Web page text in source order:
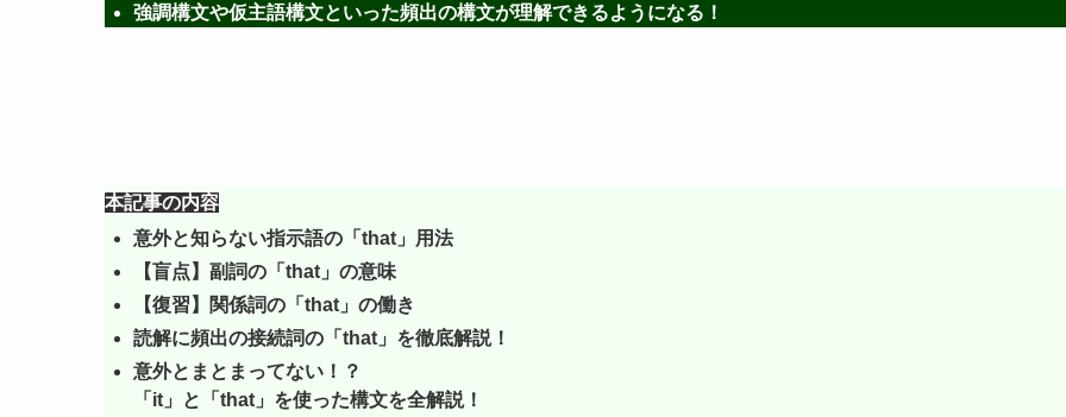
強調構文や仮主語構文といった頻出の構文が理解できるようになる！
本記事の内容
意外と知らない指示語の「that」用法
【盲点】副詞の「that」の意味
【復習】関係詞の「that」の働き
読解に頻出の接続詞の「that」を徹底解説！
意外とまとまってない！？
「it」と「that」を使った構文を全解説！